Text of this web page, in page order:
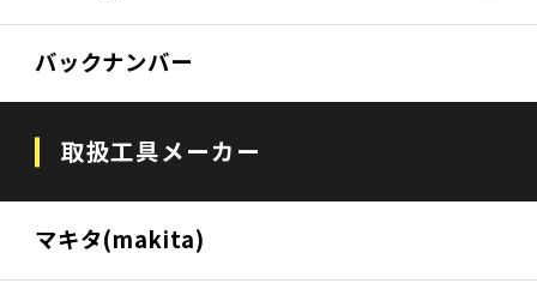
バックナンバー
取扱工具メーカー
マキタ(makita)